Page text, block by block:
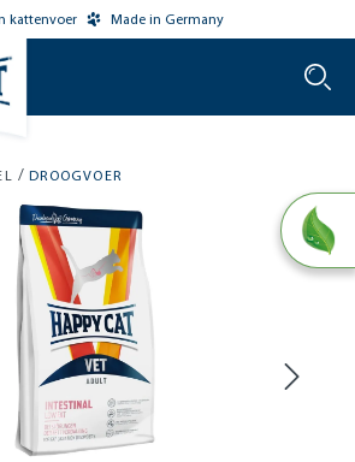
kattenvoer Made in Germany
/ DROOGVOER